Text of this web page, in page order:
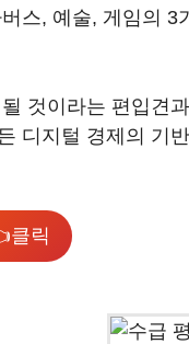
스, 예술, 게임의
것이라는 편입견
디지털 경제의 기
클릭